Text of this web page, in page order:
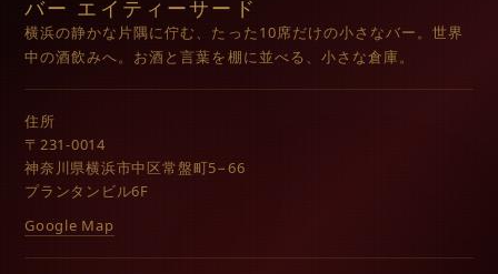
バー エイティーサード
横浜の静かな片隅に佇む、たった10席だけの小さなバー。世界
中の酒飲みへ。お酒と言葉を棚に並べる、小さな倉庫。
住所
〒231-0014
神奈川県横浜市中区常盤町5−66
プランタンビル6F
Google Map